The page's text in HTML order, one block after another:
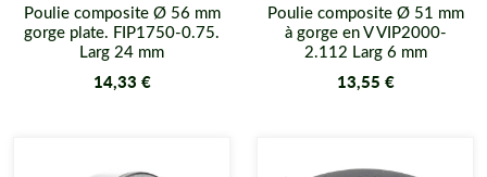
Poulie composite Ø 56 mm
gorge plate. FIP1750-0.75.
Larg 24 mm
14,33 €
Poulie composite Ø 51 mm
à gorge en V VIP2000-
2.112 Larg 6 mm
13,55 €